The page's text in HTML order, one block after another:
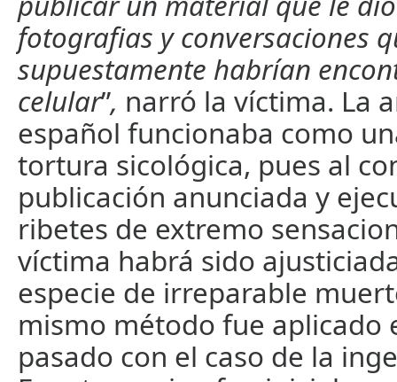
fotografias y conversaciones
supuestamente habrían
celular”, narró la víctima. La
español funcionaba como
tortura sicológica, pues al
publicación anunciada y
ribetes de extremo
víctima habrá sido
especie de irreparable
mismo método fue aplicado
pasado con el caso de la